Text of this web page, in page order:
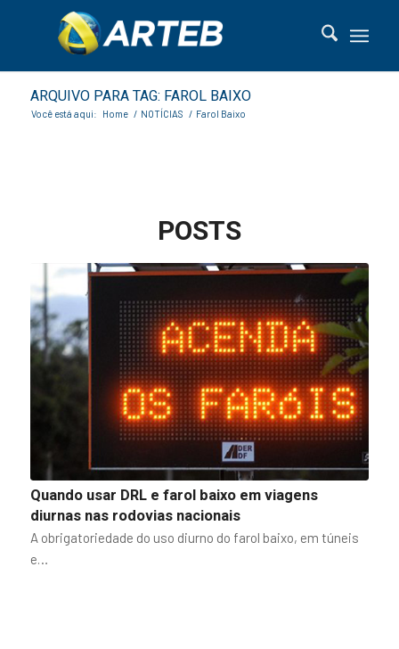
ARQUIVO PARA TAG: FAROL BAIXO
Você está aqui: Home / NOTÍCIAS / Farol Baixo
POSTS
Quando usar DRL e farol baixo em viagens
diurnas nas rodovias nacionais
A obrigatoriedade do uso diurno do farol baixo, em túneis
e…